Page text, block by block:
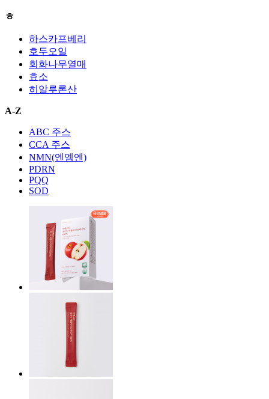
ㅎ
하스카프베리
호두오일
회화나무열매
효소
히알루론산
A-Z
ABC 주스
CCA 주스
NMN(엔엠엔)
PDRN
PQQ
SOD